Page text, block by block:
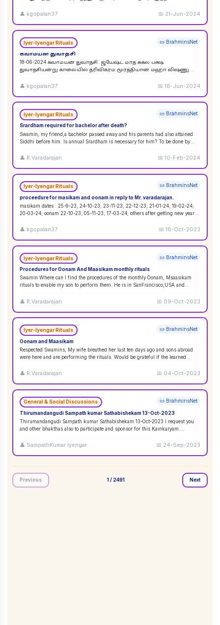
👤 kgopalan37 📅 21-Jun-2024
Iyer-Iyengar Rituals 📜 BrahminsNet
கவாமயன துவாதசி
18-06-2024 கவாமயன துவாதசி. ஜ்யேஷ்ட மாத சுக்ல பக்ஷ
துவாதசியன்று காலையில் த்ரிவிக்ரம மூர்த்தியான மஹா விஷ்ணு
👤 kgopalan37 📅18-Jun-2024
Iyer-Iyengar Rituals 📜 BrahminsNet
Srardham required for bachelor after death?
Swamin, my friend,a bachelor passed away and his parents had also attained
Siddhi before him. Is annual Srardham is necessary for him? To be done by
👤 R.Varadarajan 📅10-Feb-2024
Iyer-Iyengar Rituals 📜 BrahminsNet
proceedure for masikam and oonam in reply to Mr. varadarajan.
masikam dates : 25-9-23; 24-10-23; 23-11-23; 22-12-23; 21-01-24; 19-02-24;
20-03-24; oonam 22-10-23; 05-11-23; 17-03-24; others after getting new year...
👤 kgopalan37 📅18-Oct-2023
Iyer-Iyengar Rituals 📜 BrahminsNet
Procedures for Oonam And Maasikam monthly rituals
Swamin Where can I find the procedures of the monthly Oonam, Msaasikam
rituals to enable my son to perform them. He is in SanFrancisco,USA and
👤 R.Varadarajan 📅 09-Oct-2023
Iyer-Iyengar Rituals 📜 BrahminsNet
Oonam and Maasikam
Respected Swamins, ​​​​​​My wife breathed her last ten days ago and sons abroad
were here and are performing the rituals. Would be grateful if the learned
👤 R.Varadarajan 📅 04-Oct-2023
General & Social Discussions 📜 BrahminsNet
Thirumandangudi Sampath kumar Sathabishekam 13-Oct-2023
Thirumandangudi Sampath kumar Sathabishekam 13-Oct-2023 I request you
and other bhakthas also to participate and sponsor for this Kainkaryam.
👤 SampathKumar Iyengar 📅 24-Sep-2023
Previous 1 / 2491 Next